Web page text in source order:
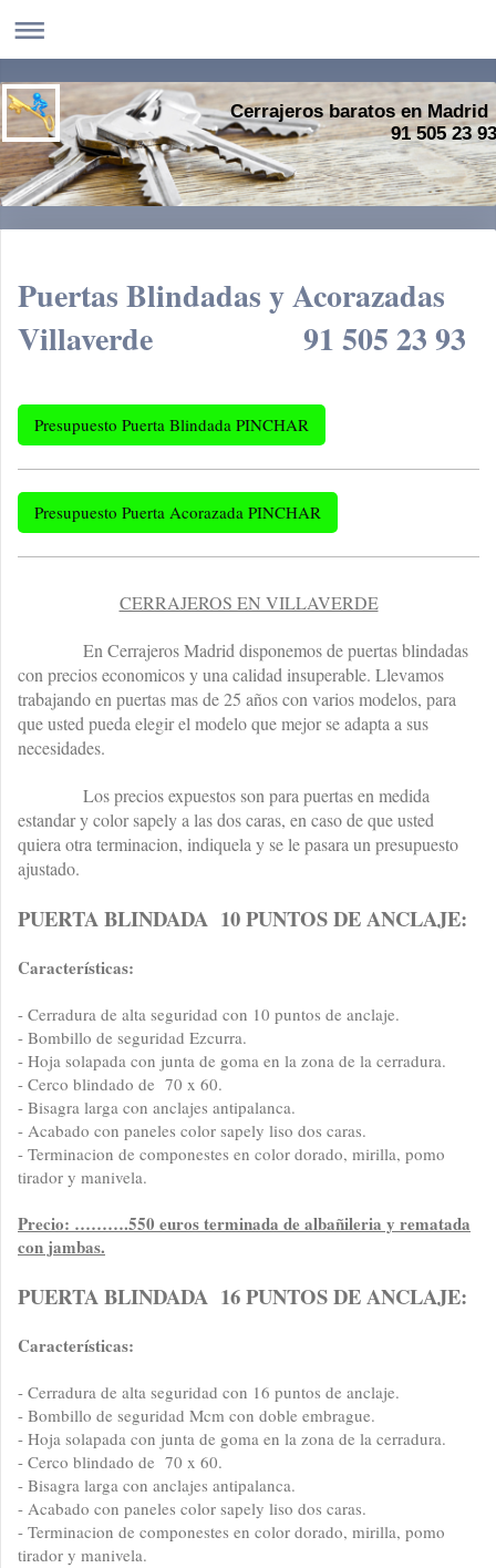
Cerrajeros baratos en Madrid
91 505 23
Puertas Blindadas y Acorazadas
Villaverde 91 505 23 93
Presupuesto Puerta Blindada PINCHAR
Presupuesto Puerta Acorazada PINCHAR
CERRAJEROS EN VILLAVERDE
En Cerrajeros Madrid disponemos de puertas blindadas
con precios economicos y una calidad insuperable. Llevamos
trabajando en puertas mas de 25 años con varios modelos, para
que usted pueda elegir el modelo que mejor se adapta a sus
necesidades.
Los precios expuestos son para puertas en medida
estandar y color sapely a las dos caras, en caso de que usted
quiera otra terminacion, indiquela y se le pasara un presupuesto
ajustado.
PUERTA BLINDADA 10 PUNTOS DE ANCLAJE:
Características:
- Cerradura de alta seguridad con 10 puntos de anclaje.
- Bombillo de seguridad Ezcurra.
- Hoja solapada con junta de goma en la zona de la cerradura.
- Cerco blindado de 70 x 60.
- Bisagra larga con anclajes antipalanca.
- Acabado con paneles color sapely liso dos caras.
- Terminacion de componestes en color dorado, mirilla, pomo
tirador y manivela.
Precio: ……….550 euros terminada de albañileria y rematada
con jambas.
PUERTA BLINDADA 16 PUNTOS DE ANCLAJE:
Características:
- Cerradura de alta seguridad con 16 puntos de anclaje.
- Bombillo de seguridad Mcm con doble embrague.
- Hoja solapada con junta de goma en la zona de la cerradura.
- Cerco blindado de 70 x 60.
- Bisagra larga con anclajes antipalanca.
- Acabado con paneles color sapely liso dos caras.
- Terminacion de componestes en color dorado, mirilla, pomo
tirador y manivela.